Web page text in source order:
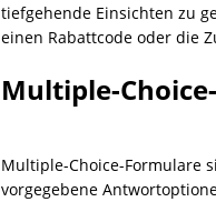
tiefgehende Einsichten zu
einen Rabattcode oder die
Multiple-
Multiple-Choice-Formulare
vorgegebene